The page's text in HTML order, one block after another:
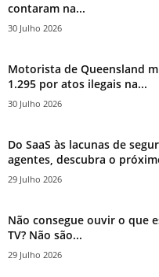
contaram na...
30 Julho 2026
Motorista de Queensland
1.295 por atos ilegais na...
30 Julho 2026
Do SaaS às lacunas de
agentes, descubra o
29 Julho 2026
Não consegue ouvir o que
TV? Não são...
29 Julho 2026